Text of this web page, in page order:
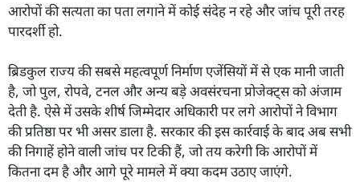
आरोपों की सत्यता का पता लगाने में कोई संदेह न रहे और जांच पूरी तरह
पारदर्शी हो.
ब्रिडकुल राज्य की सबसे महत्वपूर्ण निर्माण एजेंसियों में से एक मानी जाती
है, जो पुल, रोपवे, टनल और अन्य बड़े अवसंरचना प्रोजेक्ट्स को अंजाम
देती है. ऐसे में उसके शीर्ष जिम्मेदार अधिकारी पर लगे आरोपों ने विभाग
की प्रतिष्ठा पर भी असर डाला है. सरकार की इस कार्रवाई के बाद अब सभी
की निगाहें होने वाली जांच पर टिकी हैं, जो तय करेगी कि आरोपों में
कितना दम है और आगे पूरे मामले में क्या कदम उठाए जाएंगे.